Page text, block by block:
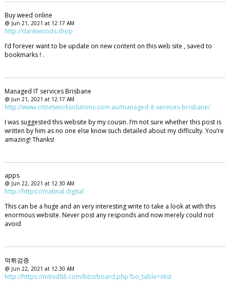
Buy weed online
@ Jun 21, 2021 at 12:17 AM
http://dankwoods.shop
I’d forever want to be update on new content on this web site , saved to
bookmarks ! .
Managed IT services Brisbane
@ Jun 21, 2021 at 12:17 AM
http://www.crtnetworksolutions.com.au/managed-it-services-brisbane/
I was suggested this website by my cousin. I’m not sure whether this post is
written by him as no one else know such detailed about my difficulty. You’re
amazing! Thanks!
apps
@ Jun 22, 2021 at 12:30 AM
http://https://matinal.digital
This can be a huge and an very interesting write to take a look at with this
enormous website. Never post any responds and now merely could not
avoid
먹튀검증
@ Jun 22, 2021 at 12:30 AM
http://https://mtnid88.com/bbs/board.php?bo_table=xlist